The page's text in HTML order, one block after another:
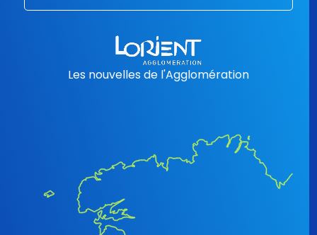
Les nouvelles de l'Agglomération